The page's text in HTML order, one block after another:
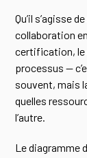
Qu’il s’agisse
collaboration
certification, le
processus —
souvent, mais
quelles
l’autre.
Le diagramme